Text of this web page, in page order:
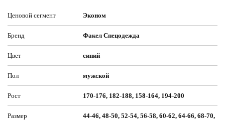
Ценовой сегмент Эконом
Бренд Факел Спецодежда
Цвет синий
Пол мужской
Рост 170-176, 182-188, 158-164, 194-200
Размер
44-46, 48-50, 52-54, 56-58, 60-62, 64-66, 68-70,